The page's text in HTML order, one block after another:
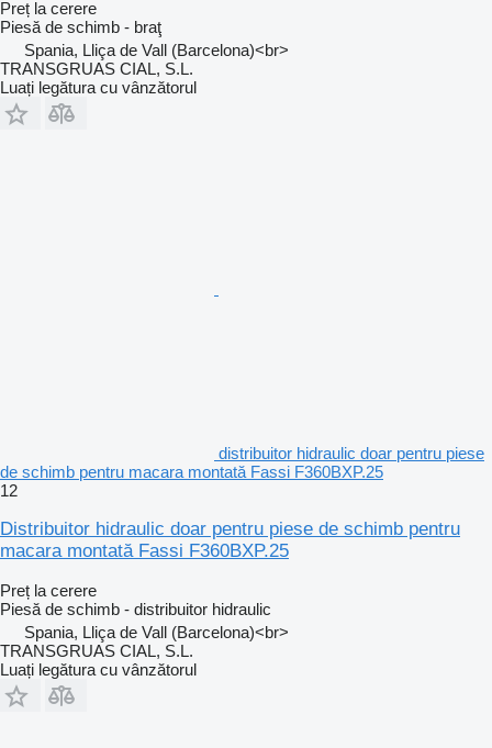
Preț la cerere
Piesă de schimb - braţ
Spania, Lliça de Vall (Barcelona)<br>
TRANSGRUAS CIAL, S.L.
Luați legătura cu vânzătorul
distribuitor hidraulic doar pentru piese
de schimb pentru macara montată Fassi F360BXP.25
12
Distribuitor hidraulic doar pentru piese de schimb pentru
macara montată Fassi F360BXP.25
Preț la cerere
Piesă de schimb - distribuitor hidraulic
Spania, Lliça de Vall (Barcelona)<br>
TRANSGRUAS CIAL, S.L.
Luați legătura cu vânzătorul